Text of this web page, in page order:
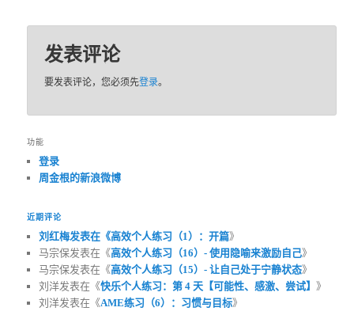
发表评论
要发表评论，您必须先登录。
功能
登录
周金根的新浪微博
近期评论
刘红梅发表在《高效个人练习（1）：开篇》
马宗保发表在《高效个人练习（16）- 使用隐喻来激励自己》
马宗保发表在《高效个人练习（15）- 让自己处于宁静状态》
刘洋发表在《快乐个人练习：第 4 天【可能性、感激、尝试】》
刘洋发表在《AME练习（6）：习惯与目标》